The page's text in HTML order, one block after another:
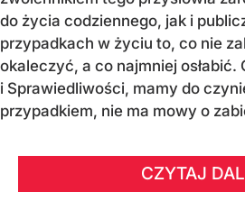
do życia codziennego, jak i
przypadkach w życiu to, co nie
okaleczyć, a co najmniej osłabić.
i Sprawiedliwości, mamy do
przypadkiem, nie ma mowy o
CZYTAJ